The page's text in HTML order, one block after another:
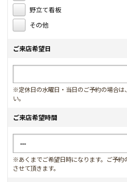
野立て看板
その他
ご来店希望日
※定休日の水曜日・当日のご予約の場合は
い。
ご来店希望時間
※あくまでご希望日時になります。ご予約
させて頂きます。